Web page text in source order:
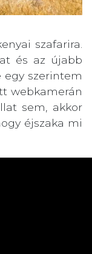
szafarira.
és az újabb
szerintem
webkamerán
sem, akkor
éjszaka mi